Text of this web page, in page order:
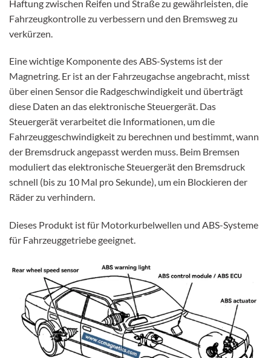
Haftung zwischen Reifen und Straße zu gewährleisten, die
Fahrzeugkontrolle zu verbessern und den Bremsweg zu
verkürzen.
Eine wichtige Komponente des ABS-Systems ist der
Magnetring. Er ist an der Fahrzeugachse angebracht, misst
über einen Sensor die Radgeschwindigkeit und überträgt
diese Daten an das elektronische Steuergerät. Das
Steuergerät verarbeitet die Informationen, um die
Fahrzeuggeschwindigkeit zu berechnen und bestimmt, wann
der Bremsdruck angepasst werden muss. Beim Bremsen
moduliert das elektronische Steuergerät den Bremsdruck
schnell (bis zu 10 Mal pro Sekunde), um ein Blockieren der
Räder zu verhindern.
Dieses Produkt ist für Motorkurbelwellen und ABS-Systeme
für Fahrzeuggetriebe geeignet.